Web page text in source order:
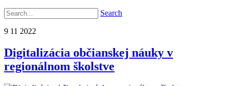
Search
9 11 2022
Digitalizácia občianskej náuky v
regionálnom školstve